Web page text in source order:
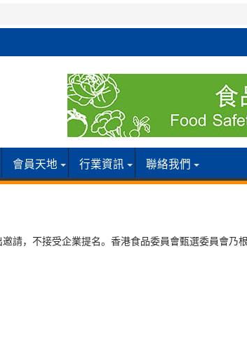
會員天地 行業資訊 聯絡我們
請，不接受企業提名。香港食品委員會甄選委員會乃